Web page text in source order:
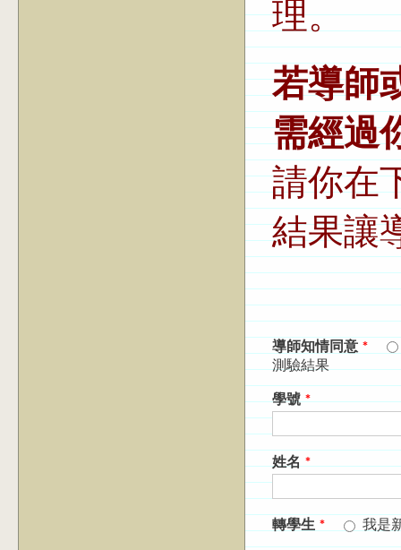
理。
若導師
需經過
請你在
結果讓
導師知情同意 *
測驗結果
學號*
姓名*
轉學生 * 我是